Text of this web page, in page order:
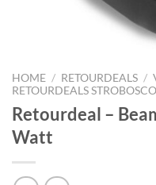
HOME / RETOURDEALS /
RETOURDEALS
Retourdeal –
Watt